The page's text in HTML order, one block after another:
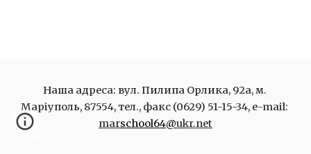
Наша адреса: вул. Пилипа Орлика, 92а, м.
marschool64@ukr.net